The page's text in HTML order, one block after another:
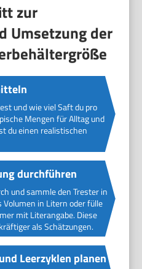
zur
Umsetzung der
und wie viel Saft du pro
Mengen für Alltag und
du einen realistischen
durchführen
und sammle den Trester in
in Litern oder fülle
mit Literangabe. Diese
als Schätzungen.
Leerzyklen planen